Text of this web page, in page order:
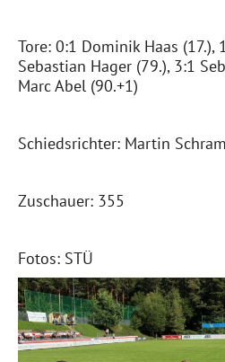
Tore: 0:1 Dominik Haas (17.),
Sebastian Hager (79.), 3:1
Marc Abel (90.+1)
Schiedsrichter: Martin
Zuschauer: 355
Fotos: STÜ